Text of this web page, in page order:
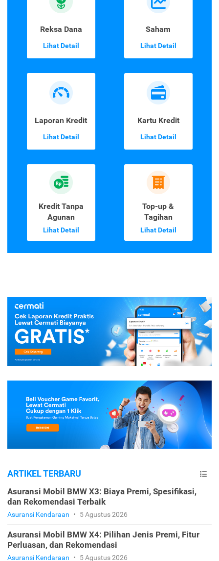
Reksa Dana
Lihat Detail
Saham
Lihat Detail
Laporan Kredit
Lihat Detail
Kartu Kredit
Lihat Detail
Kredit Tanpa
Agunan
Lihat Detail
Top-up &
Tagihan
Lihat Detail
ARTIKEL TERBARU
Asuransi Mobil BMW X3: Biaya Premi, Spesifikasi,
dan Rekomendasi Terbaik
Asuransi Kendaraan • 5 Agustus 2026
Asuransi Mobil BMW X4: Pilihan Jenis Premi, Fitur
Perluasan, dan Rekomendasi
Asuransi Kendaraan • 5 Agustus 2026